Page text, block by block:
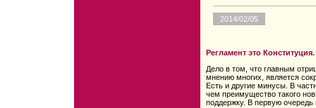
2014/02/05
Регламент это
Дело в том, что главным
мнению многих, является
Есть и другие минусы. В
чем преимущество такого
поддержку. В первую